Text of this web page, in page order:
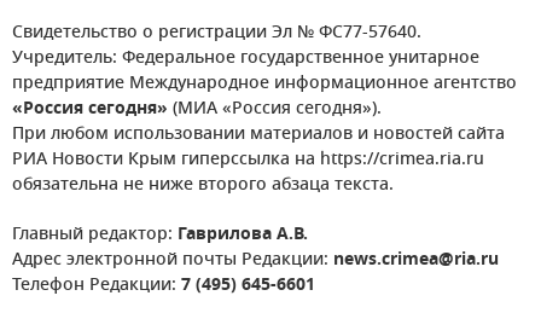
Свидетельство о регистрации Эл № ФС77-57640.
Учредитель: Федеральное государственное унитарное
предприятие Международное информационное агентство
«Россия сегодня» (МИА «Россия сегодня»).
При любом использовании материалов и новостей сайта
РИА Новости Крым гиперссылка на https://crimea.ria.ru
обязательна не ниже второго абзаца текста.
Главный редактор: Гаврилова А.В.
Адрес электронной почты Редакции: news.crimea@ria.ru
Телефон Редакции: 7 (495) 645-6601